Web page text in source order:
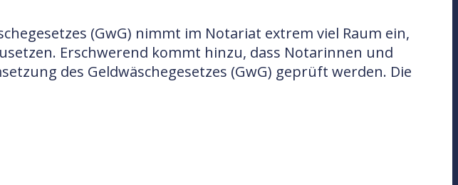
(GwG) nimmt im Notariat extrem viel Raum ein,
Erschwerend kommt hinzu, dass Notarinnen und
des Geldwäschegesetzes (GwG) geprüft werden. Die